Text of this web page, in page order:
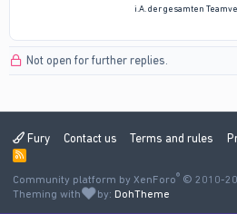
i.A. der gesamten
Not open for further replies.
Fury Contact us Terms and rules
R
S
S
Community platform by XenForo® © 2010-
Theming with
by: DohTheme